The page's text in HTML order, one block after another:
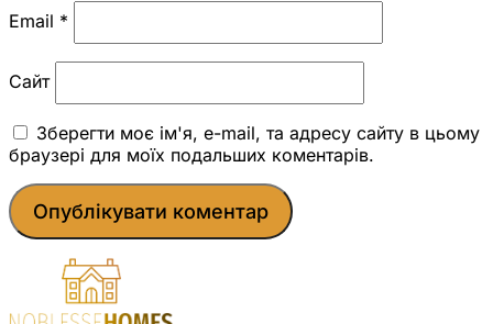
Email *
Сайт
Зберегти моє ім'я, e-mail, та адресу сайту в цьому
браузері для моїх подальших коментарів.